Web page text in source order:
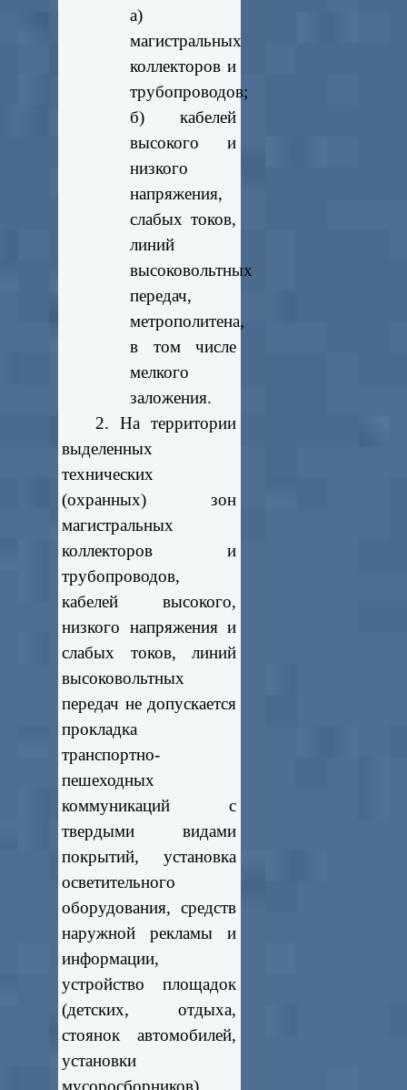
а)
магистральных
коллекторов и
трубопроводов;
б) кабелей
высокого и
низкого
напряжения,
слабых токов,
линий
высоковольтных
передач,
метрополитена,
в том числе
мелкого
заложения.
2. На территории
выделенных
технических
(охранных) зон
магистральных
коллекторов и
трубопроводов,
кабелей высокого,
низкого напряжения и
слабых токов, линий
высоковольтных
передач не допускается
прокладка
транспортно-
пешеходных
коммуникаций с
твердыми видами
покрытий, установка
осветительного
оборудования, средств
наружной рекламы и
информации,
устройство площадок
(детских, отдыха,
стоянок автомобилей,
установки
мусоросборников),